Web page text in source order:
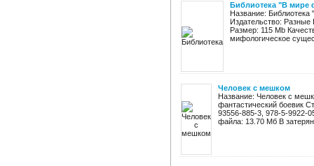
Библиотека "В мире
Название:
Издательство:
Размер: 115 Mb
мифологическое
Человек с мешком
Название: Человек с
фантастический боевик
93556-885-3, 978-5-9922-
файла: 13.70 Мб В